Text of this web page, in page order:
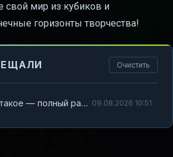
свой мир из кубиков и
горизонты творчества!
Очистить
Minecraft что это такое — полный разбор легендарной игры 09.08.2026 10:51